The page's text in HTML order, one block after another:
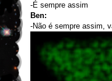
-É sempre assim
Ben:
-Não é sempre assim,